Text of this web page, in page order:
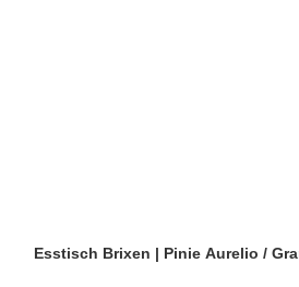
Esstisch Brixen | Pinie Aurelio /